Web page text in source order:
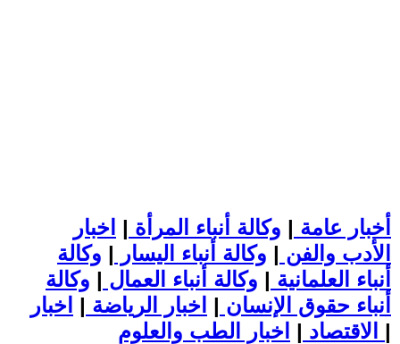
أخبار عامة | وكالة أنباء المرأة | اخبار
الأدب والفن | وكالة أنباء اليسار | وكالة
أنباء العلمانية | وكالة أنباء العمال | وكالة
أنباء حقوق الإنسان | اخبار الرياضة | اخبار
الاقتصاد | |